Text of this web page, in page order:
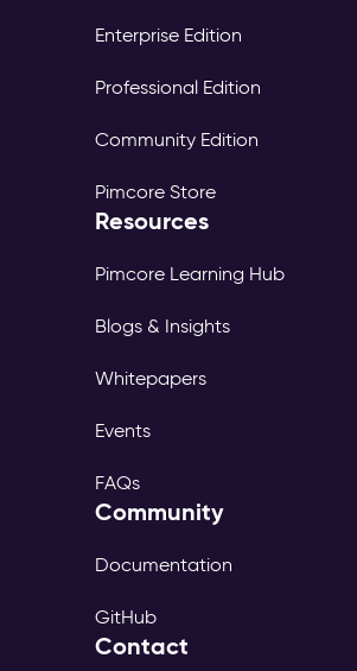
Enterprise Edition
Professional Edition
Community Edition
Pimcore Store
Resources
Pimcore Learning Hub
Blogs & Insights
Whitepapers
Events
FAQs
Community
Documentation
GitHub
Contact